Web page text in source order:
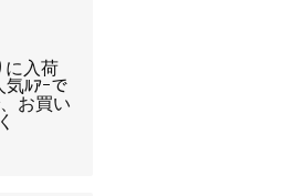
に入荷
ﾙｱｰで
お買い